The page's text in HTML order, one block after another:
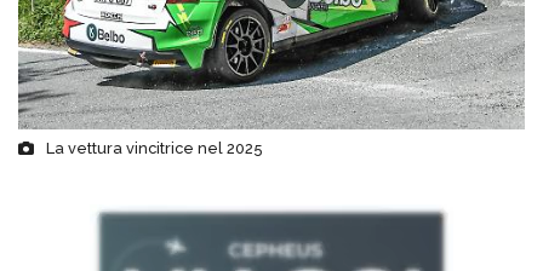
La vettura vincitrice nel 2025